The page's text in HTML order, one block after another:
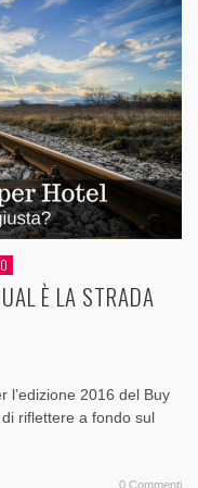
È LA STRADA
l’edizione 2016 del Buy
riflettere a fondo sul
0 Commenti